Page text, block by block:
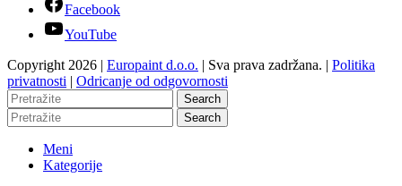
Facebook
YouTube
Copyright 2026 | Europaint d.o.o. | Sva prava zadržana. | Politika
privatnosti | Odricanje od odgovornosti
Search
Search
Meni
Kategorije